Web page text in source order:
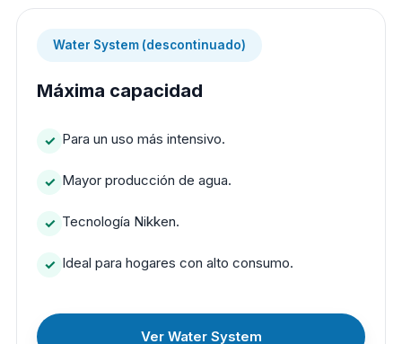
Water System (descontinuado)
Máxima capacidad
Para un uso más intensivo.
Mayor producción de agua.
Tecnología Nikken.
Ideal para hogares con alto consumo.
Ver Water System